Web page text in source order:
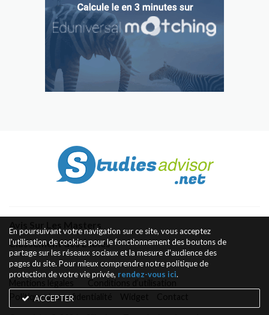
Classement des Écoles
Politique de confidentialité
En poursuivant votre navigation sur ce site, vous acceptez
l'utilisation de cookies pour le fonctionnement des boutons de
partage sur les réseaux sociaux et la mesure d'audience des
pages du site. Pour mieux comprendre notre politique de
protection de votre vie privée, rendez-vous ici.
ACCEPTER